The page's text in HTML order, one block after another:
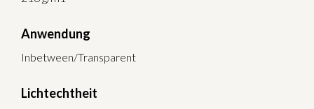
Anwendung
Inbetween/Transparent
Lichtechtheit